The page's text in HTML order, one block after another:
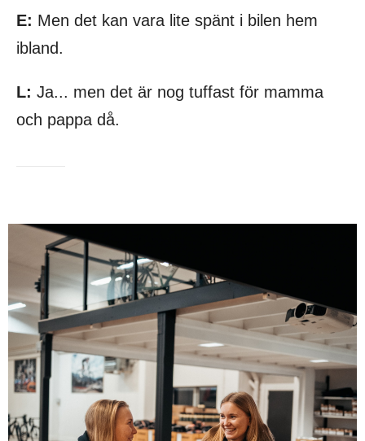
E: Men det kan vara lite spänt i bilen hem
ibland.
L: Ja... men det är nog tuffast för mamma
och pappa då.